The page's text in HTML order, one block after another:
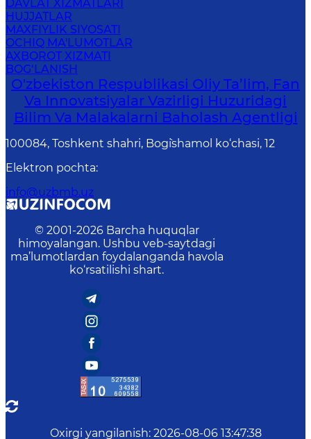
DAVLAT XIZMATLARI
HUJJATLAR
MAXFIYLIK SIYOSATI
OCHIQ MA'LUMOTLAR
AXBOROT XIZMATI
BOG‘LANISH
O'zbekiston Respublikasi Oliy Ta’lim, Fan
Va Innovatsiyalar Vazirligi Huzuridagi
Bilim Va Malakalarni Baholash Agentligi
100084, Toshkent shahri, Bog`ishamol ko‘chasi, 12
Elektron pochta:
info@uzbmb.uz
© 2001-2026 Barcha huquqlar
himoyalangan. Ushbu veb-saytdagi
ma’lumotlardan foydalanganda havola
ko‘rsatilishi shart.
Oxirgi yangilanish: 2026-08-06 13:47:38